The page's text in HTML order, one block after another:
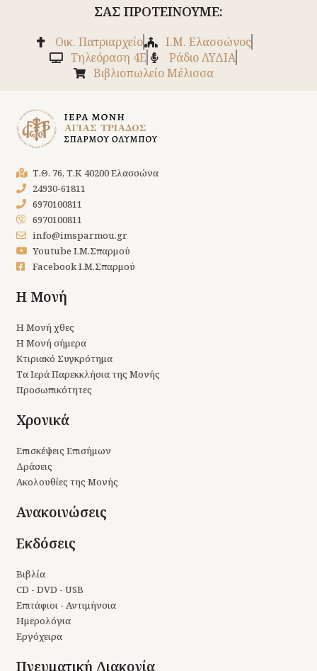
ΣΑΣ ΠΡΟΤΕΙΝΟΥΜΕ:
Οικ. Πατριαρχείο
Ι.Μ. Ελασσώνος
Tηλεόραση 4Ε
Ράδιο ΛΥΔΙΑ
Βιβλιοπωλείο Μέλισσα
Τ.Θ. 76, Τ.Κ 40200 Ελασσώνα
24930-61811
6970100811
6970100811
info@imsparmou.gr
Youtube Ι.Μ.Σπαρμού
Facebook Ι.Μ.Σπαρμού
Η Μονή
Η Μονή χθες
Η Μονή σήμερα
Κτιριακό Συγκρότημα
Τα Ιερά Παρεκκλήσια της Μονής
Προσωπικότητες
Χρονικά
Επισκέψεις Επισήμων
Δράσεις
Ακολουθίες της Μονής
Ανακοινώσεις
Εκδόσεις
Βιβλία
CD - DVD - USB
Επιτάφιοι - Αντιμήνσια
Ημερολόγια
Εργόχειρα
Πνευματική Διακονία